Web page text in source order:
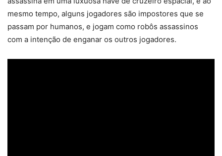
mesmo tempo, alguns jogadores são impostores que se
passam por humanos, e jogam como robôs assassinos
com a intenção de enganar os outros jogadores.